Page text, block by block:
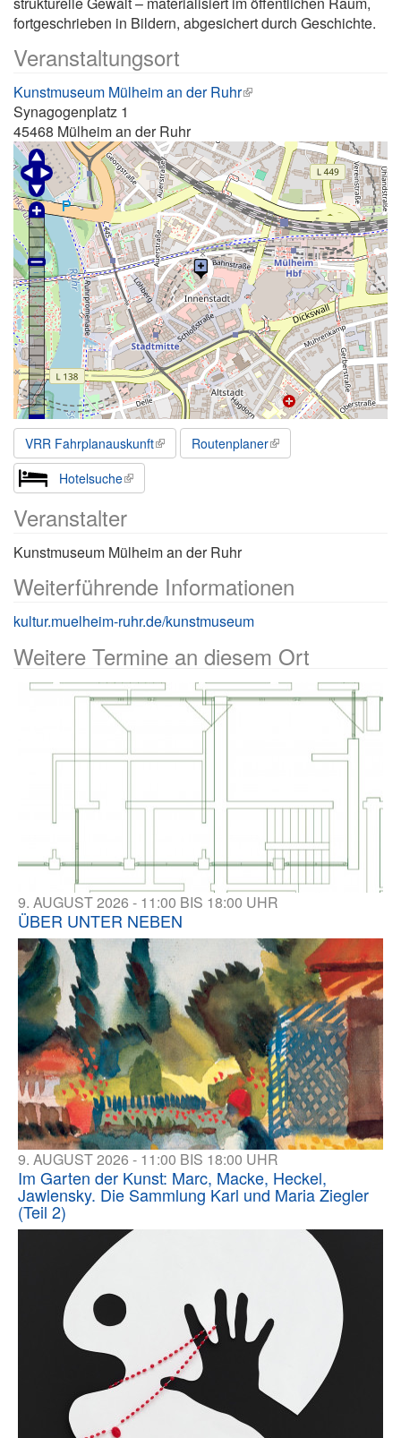
fortgeschrieben in Bildern, abgesichert durch Geschichte.
Veranstaltungsort
Kunstmuseum Mülheim an der Ruhr
Synagogenplatz 1
45468 Mülheim an der Ruhr
VRR Fahrplanauskunft
Routenplaner
Hotelsuche
Veranstalter
Kunstmuseum Mülheim an der Ruhr
Weiterführende Informationen
kultur.muelheim-ruhr.de/kunstmuseum
Weitere Termine an diesem Ort
9. AUGUST 2026 - 11:00 BIS 18:00 UHR
ÜBER UNTER NEBEN
9. AUGUST 2026 - 11:00 BIS 18:00 UHR
Im Garten der Kunst: Marc, Macke, Heckel,
Jawlensky. Die Sammlung Karl und Maria Ziegler
(Teil 2)